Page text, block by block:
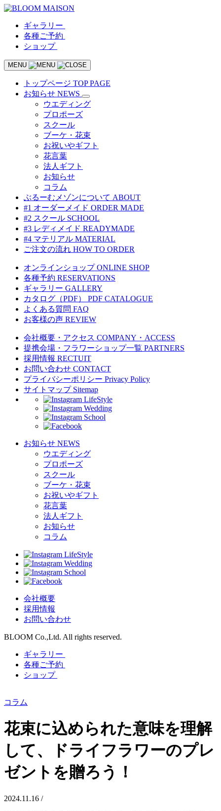
ギャラリー
各種ご予約
ショップ
MENU
トップページ TOP PAGE
お知らせ NEWS
ウエディング
プロポーズ
スクール
ブーケ・花束
お祝いやギフト
花言葉
法人ギフト
お知らせ
コラム
ぶるーむメゾンについて ABOUT
#1 オーダーメイド ORDER MADE
#2 スクール SCHOOL
#3 レディメイド READYMADE
#4 マテリアル MATERIAL
ご注文の流れ HOW TO ORDER
オンラインショップ ONLINE SHOP
各種予約 RESERVATIONS
ギャラリー GALLERY
カタログ（PDF）
PDF CATALOGUE
よくある質問 FAQ
お客様の声 REVIEW
会社概要・アクセス COMPANY・ACCESS
提携会場・フラワーショップ一覧 PARTNERS
採用情報 RECTUIT
お問い合わせ CONTACT
プライバシーポリシー Privacy Policy
サイトマップ Sitemap
LifeStyle
Wedding
School
お知らせ NEWS
ウエディング
プロポーズ
スクール
ブーケ・花束
お祝いやギフト
花言葉
法人ギフト
お知らせ
コラム
LifeStyle
Wedding
School
会社概要
採用情報
お問い合わせ
BLOOM Co.,Ltd. All rights reserved.
ギャラリー
各種ご予約
ショップ
コラム
花束に込められた意味を理解
して、ドライフラワーのプレ
ゼントを贈ろう！
2024.11.16 /